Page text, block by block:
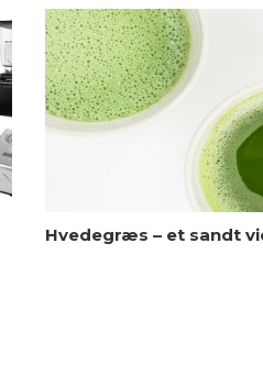
Hvedegræs – et sandt